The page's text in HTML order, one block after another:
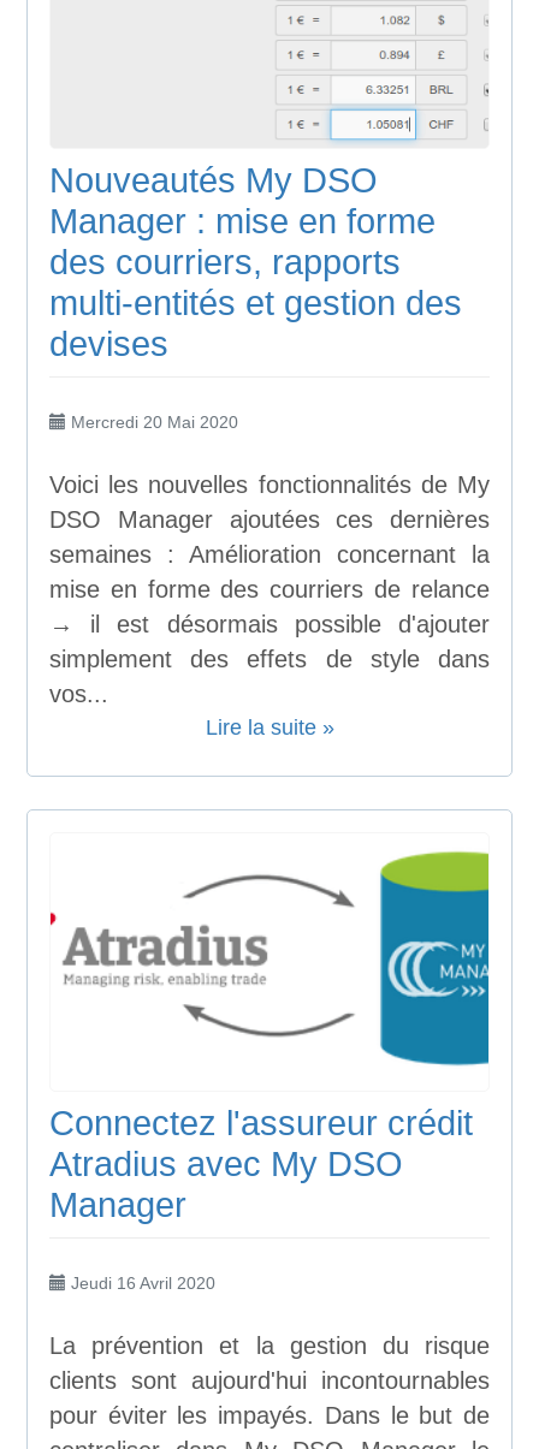
Nouveautés My DSO
Manager : mise en forme
des courriers, rapports
multi-entités et gestion des
devises
Mercredi 20 Mai 2020
Voici les nouvelles fonctionnalités de My
DSO Manager ajoutées ces dernières
semaines : Amélioration concernant la
mise en forme des courriers de relance
→ il est désormais possible d'ajouter
simplement des effets de style dans
vos...
Lire la suite »
Connectez l'assureur crédit
Atradius avec My DSO
Manager
Jeudi 16 Avril 2020
La prévention et la gestion du risque
clients sont aujourd'hui incontournables
pour éviter les impayés. Dans le but de